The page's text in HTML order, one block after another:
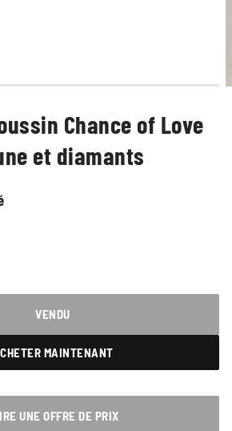
Chance of Love
et diamants
VENDU
MAINTENANT
UNE OFFRE DE PRIX